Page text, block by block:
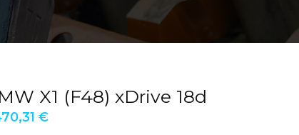
X1 (F48) xDrive 18d
€